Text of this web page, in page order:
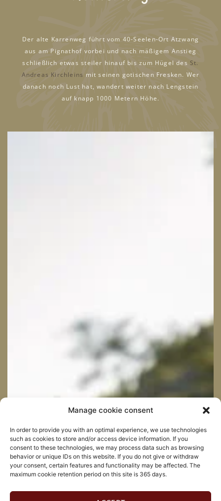
Manage cookie consent
In order to provide you with an optimal experience, we use technologies
such as cookies to store and/or access device information. If you
consent to these technologies, we may process data such as browsing
behavior or unique IDs on this website. If you do not give or withdraw
your consent, certain features and functionality may be affected. The
maximum cookie retention period on this site is 365 days.
Der alte Karrenweg führt vom 40-Seelen-Ort Atzwang
aus am Pignathof vorbei und nach mäßigem Anstieg
schließlich etwas steiler hinauf bis zum Hügel des St.
Andreas Kirchleins mit seinen gotischen Fresken. Wer
danach noch Lust hat, wandert weiter nach Lengstein
auf knapp 1000 Metern Höhe.